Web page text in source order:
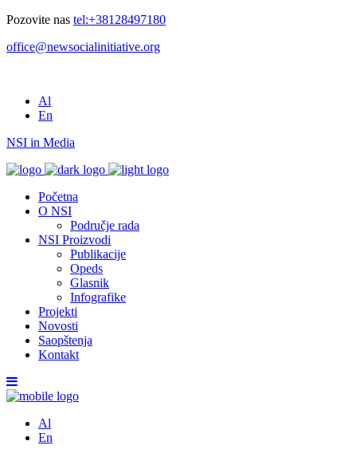
Pozovite nas tel:+38128497180
office@newsocialinitiative.org
Al
En
NSI in Media
Početna
O NSI
Područje rada
NSI Proizvodi
Publikacije
Opeds
Glasnik
Infografike
Projekti
Novosti
Saopštenja
Kontakt
Al
En